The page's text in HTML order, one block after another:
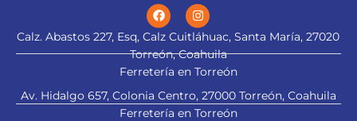
Calz. Abastos 227, Esq, Calz Cuitláhuac, Santa María, 27020
Torreón, Coahuila
Ferretería en Torreón
Av. Hidalgo 657, Colonia Centro, 27000 Torreón, Coahuila
Ferretería en Torreón